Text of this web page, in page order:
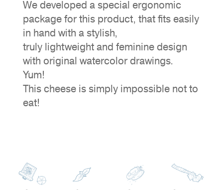
We developed a special ergonomic
package for this product, that fits easily
in hand with a stylish,
truly lightweight and feminine design
with original watercolor drawings.
Yum!
This cheese is simply impossible not to
eat!